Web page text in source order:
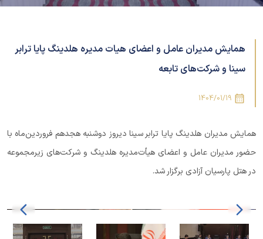
همایش مدیران عامل و اعضای هیات مدیره هلدینگ پایا ترابر
سینا و شرکت‌های تابعه
همایش مدیران هلدینگ پایا ترابر سینا دیروز دوشنبه هجدهم فروردین‌ماه با
حضور مدیران عامل و اعضای هیأت‌مدیره هلدینگ و شرکت‌های زیرمجموعه
در هتل پارسیان آزادی برگزار شد.